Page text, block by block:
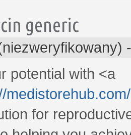
generic
potential with <a
for